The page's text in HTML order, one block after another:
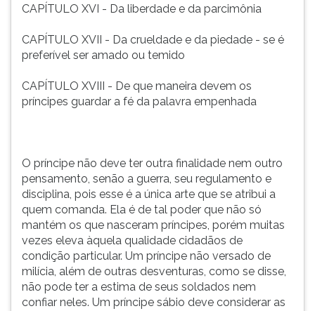
CAPÍTULO XVI - Da liberdade e da parcimônia
CAPÍTULO XVII - Da crueldade e da piedade - se é
preferível ser amado ou temido
CAPÍTULO XVIII - De que maneira devem os
príncipes guardar a fé da palavra empenhada
O príncipe não deve ter outra finalidade nem outro
pensamento, senão a guerra, seu regulamento e
disciplina, pois esse é a única arte que se atribui a
quem comanda. Ela é de tal poder que não só
mantém os que nasceram príncipes, porém muitas
vezes eleva àquela qualidade cidadãos de
condição particular. Um príncipe não versado de
milícia, além de outras desventuras, como se disse,
não pode ter a estima de seus soldados nem
confiar neles. Um príncipe sábio deve considerar as